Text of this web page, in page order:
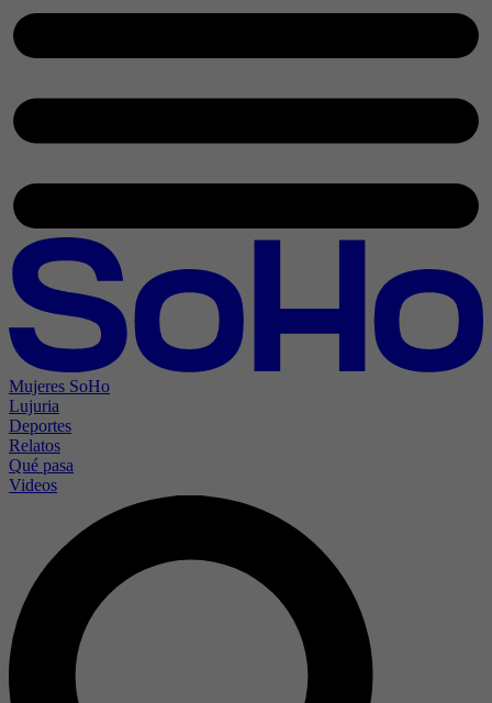
Mujeres SoHo
Lujuria
Deportes
Relatos
Qué pasa
Videos